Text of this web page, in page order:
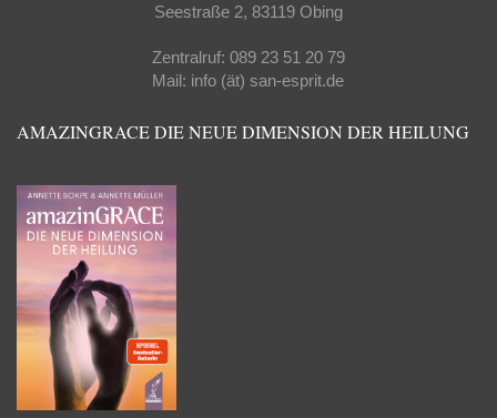
Seestraße 2, 83119 Obing
Zentralruf: 089 23 51 20 79
Mail: info (ät) san-esprit.de
AMAZINGRACE DIE NEUE DIMENSION DER HEILUNG